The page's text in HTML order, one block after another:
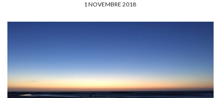
P
É
E
1 NOVEMBRE 2018